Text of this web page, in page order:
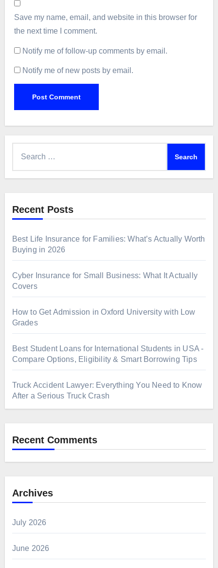
Save my name, email, and website in this browser for
the next time I comment.
Notify me of follow-up comments by email.
Notify me of new posts by email.
Recent Posts
Best Life Insurance for Families: What’s Actually Worth
Buying in 2026
Cyber Insurance for Small Business: What It Actually
Covers
How to Get Admission in Oxford University with Low
Grades
Best Student Loans for International Students in USA -
Compare Options, Eligibility & Smart Borrowing Tips
Truck Accident Lawyer: Everything You Need to Know
After a Serious Truck Crash
Recent Comments
Archives
July 2026
June 2026